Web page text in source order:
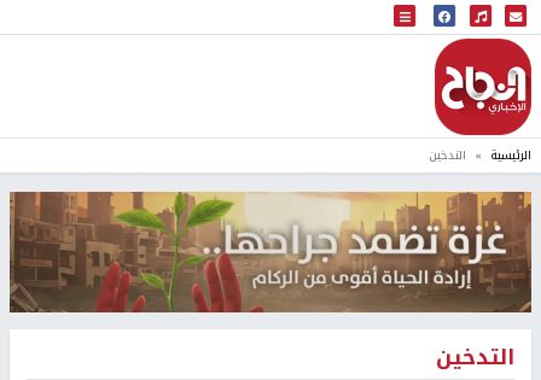
البث المباشر
إذاعة النجاح
الرئيسية التدخين
التدخين